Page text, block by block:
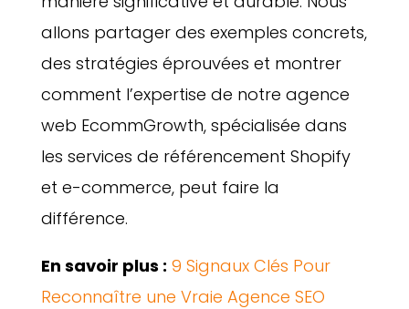
allons partager des exemples concrets,
des stratégies éprouvées et montrer
comment l’expertise de notre agence
web EcommGrowth, spécialisée dans
les services de référencement Shopify
et e-commerce, peut faire la
différence.
En savoir plus : 9 Signaux Clés Pour
Reconnaître une Vraie Agence SEO